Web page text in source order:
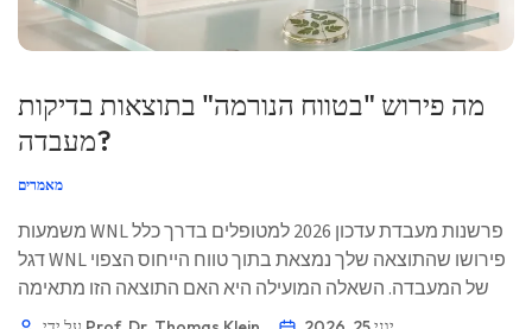
מה פירוש "בטווח הנורמה" בתוצאות בדיקות
מעבדה?
מאמרים
משמעות WNL פרשנות מעבדת עדכון 2026 למטופלים בדרך כלל
דגל WNL פירושו שהתוצאה שלך נמצאת בתוך טווח הייחוס הצפוי
של המעבדה. השאלה המועילה היא האם התוצאה הזו מתאימה
לתסמינים שלך, לפרופיל הסיכון שלך ולתוצאות הקודמות שלך. 📖